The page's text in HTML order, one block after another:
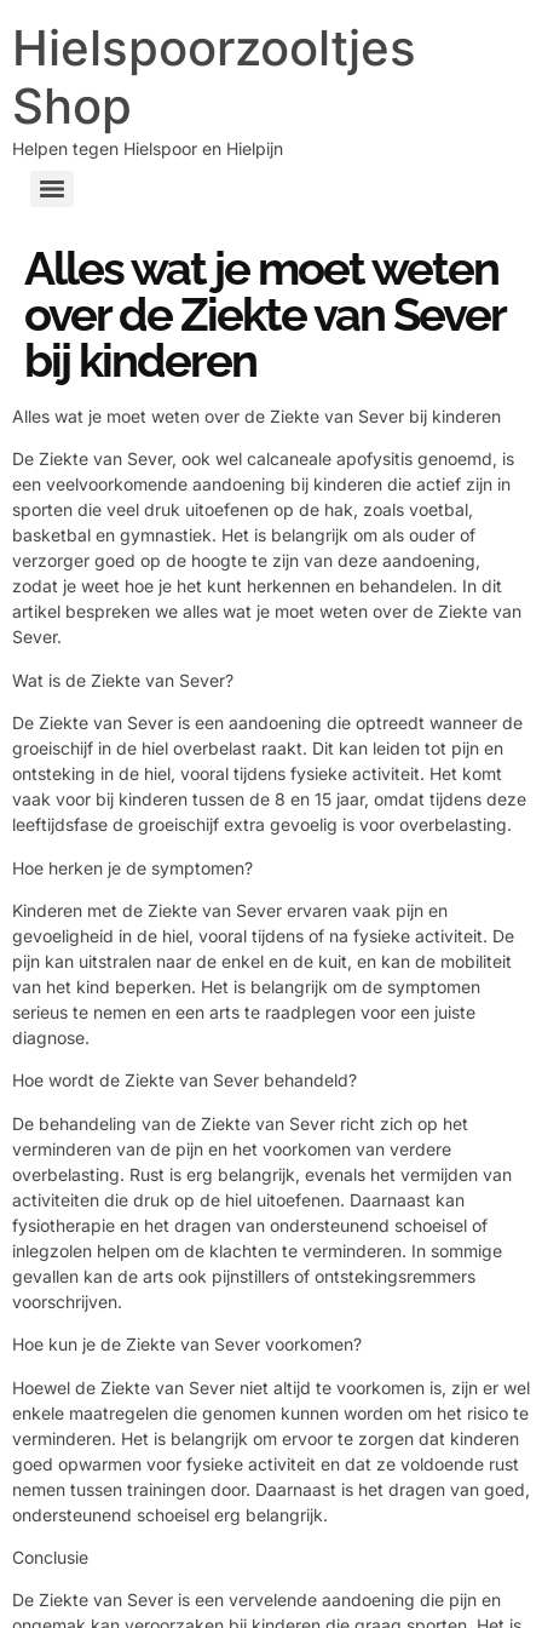
Hielspoorzooltjes
Shop
Helpen tegen Hielspoor en Hielpijn
Alles wat je moet weten
over de Ziekte van Sever
bij kinderen
Alles wat je moet weten over de Ziekte van Sever bij kinderen
De Ziekte van Sever, ook wel calcaneale apofysitis genoemd, is
een veelvoorkomende aandoening bij kinderen die actief zijn in
sporten die veel druk uitoefenen op de hak, zoals voetbal,
basketbal en gymnastiek. Het is belangrijk om als ouder of
verzorger goed op de hoogte te zijn van deze aandoening,
zodat je weet hoe je het kunt herkennen en behandelen. In dit
artikel bespreken we alles wat je moet weten over de Ziekte van
Sever.
Wat is de Ziekte van Sever?
De Ziekte van Sever is een aandoening die optreedt wanneer de
groeischijf in de hiel overbelast raakt. Dit kan leiden tot pijn en
ontsteking in de hiel, vooral tijdens fysieke activiteit. Het komt
vaak voor bij kinderen tussen de 8 en 15 jaar, omdat tijdens deze
leeftijdsfase de groeischijf extra gevoelig is voor overbelasting.
Hoe herken je de symptomen?
Kinderen met de Ziekte van Sever ervaren vaak pijn en
gevoeligheid in de hiel, vooral tijdens of na fysieke activiteit. De
pijn kan uitstralen naar de enkel en de kuit, en kan de mobiliteit
van het kind beperken. Het is belangrijk om de symptomen
serieus te nemen en een arts te raadplegen voor een juiste
diagnose.
Hoe wordt de Ziekte van Sever behandeld?
De behandeling van de Ziekte van Sever richt zich op het
verminderen van de pijn en het voorkomen van verdere
overbelasting. Rust is erg belangrijk, evenals het vermijden van
activiteiten die druk op de hiel uitoefenen. Daarnaast kan
fysiotherapie en het dragen van ondersteunend schoeisel of
inlegzolen helpen om de klachten te verminderen. In sommige
gevallen kan de arts ook pijnstillers of ontstekingsremmers
voorschrijven.
Hoe kun je de Ziekte van Sever voorkomen?
Hoewel de Ziekte van Sever niet altijd te voorkomen is, zijn er wel
enkele maatregelen die genomen kunnen worden om het risico te
verminderen. Het is belangrijk om ervoor te zorgen dat kinderen
goed opwarmen voor fysieke activiteit en dat ze voldoende rust
nemen tussen trainingen door. Daarnaast is het dragen van goed,
ondersteunend schoeisel erg belangrijk.
Conclusie
De Ziekte van Sever is een vervelende aandoening die pijn en